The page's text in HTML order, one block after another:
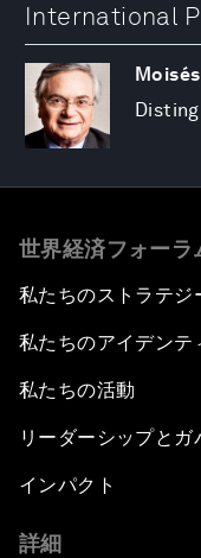
International
世界経済フォーラ
私たちのストラテジ
私たちのアイデンテ
私たちの活動
リーダーシップとガ
インパクト
詳細